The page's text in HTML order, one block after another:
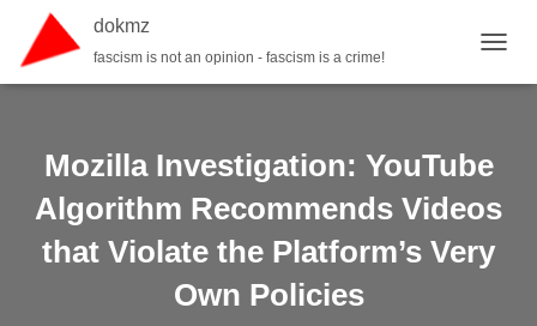
dokmz
fascism is not an opinion - fascism is a crime!
Mozilla Investigation: YouTube
Algorithm Recommends Videos
that Violate the Platform’s Very
Own Policies